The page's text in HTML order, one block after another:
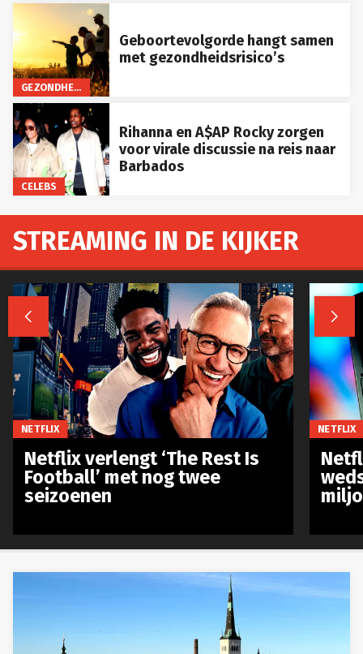
GEZONDHEID
Geboortevolgorde hangt samen
met gezondheidsrisico’s
CELEBS
Rihanna en A$AP Rocky zorgen
voor virale discussie na reis naar
Barbados
STREAMING IN DE KIJKER
 
NETFLIX
Netflix verlengt ‘The Rest Is
Football’ met nog twee
seizoenen
NETFLIX